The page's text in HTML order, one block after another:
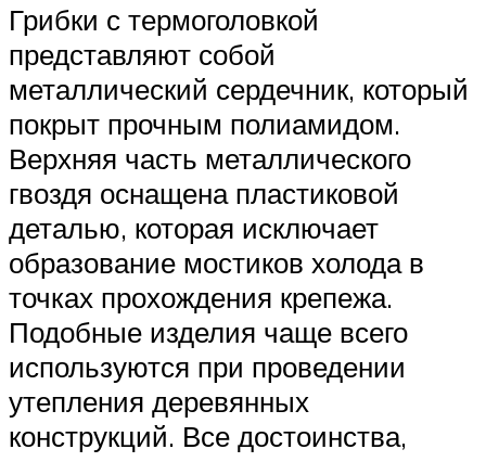
Грибки с термоголовкой
представляют собой
металлический сердечник, который
покрыт прочным полиамидом.
Верхняя часть металлического
гвоздя оснащена пластиковой
деталью, которая исключает
образование мостиков холода в
точках прохождения крепежа.
Подобные изделия чаще всего
используются при проведении
утепления деревянных
конструкций. Все достоинства,